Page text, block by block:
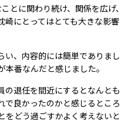
とに関わり続け、関係を広げ、
崎にとってはとても大きな影響
い、内容的には簡単でありまし
番なんだと感じました。
の退任を間近にするとなんとも
で良かったのかと感じるところ
をどう過ごすかよく考えないと